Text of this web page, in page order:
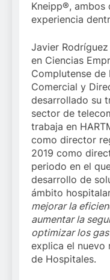
Kneipp®, ambos
experiencia
Javier
en Ciencias
Complutense
Comercial y
desarrollado su
sector de
trabaja en
como director
2019 como
periodo en el
desarrollo de
ámbito
mejorar la
aumentar la
optimizar los
explica el nuevo
de Hospitales.